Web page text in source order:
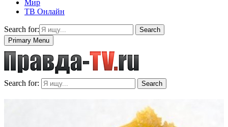
Мир
ТВ Онлайн
Search for:
Search
Primary Menu
Search for: Search